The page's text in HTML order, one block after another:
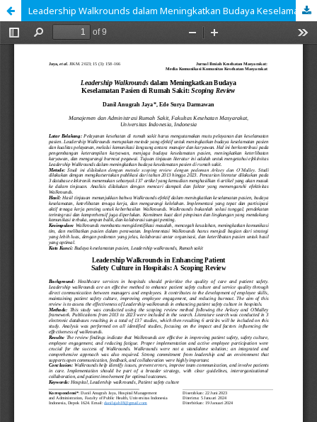
Leadership Walkrounds dalam Meningkatkan Budaya Keselamatan Pasien di Rumah Sakit: Scoping Review